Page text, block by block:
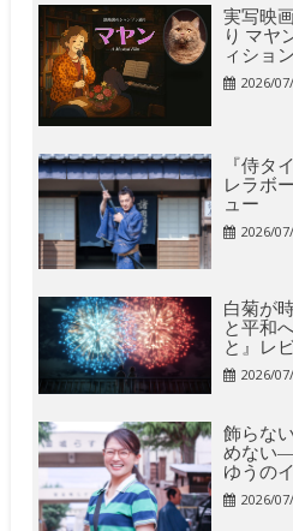
実写映
り マヤ
ィショ
2026/
『侍タ
レラボ
ュー
2026/
白菊が
と平和
と』レ
2026/
飾らな
めない
ゆうの
2026/